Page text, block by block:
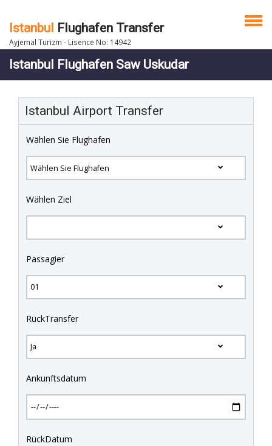
Istanbul Flughafen Transfer
Ayjemal Turizm - Lisence No: 14942
Istanbul Flughafen Saw Uskudar
Istanbul Airport Transfer
Wählen Sie Flughafen
Wählen Ziel
Passagier
RückTransfer
Ankunftsdatum
RückDatum